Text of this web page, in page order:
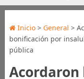
Inicio> General >
bonificación por
pública
Acordaron